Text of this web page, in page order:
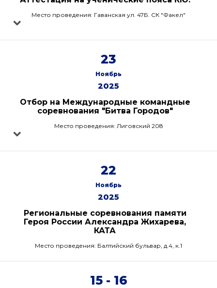
Место проведения: Гаванская ул. 47Б. СК "Факел"
23
Ноябрь
2025
Отбор на Международные командные
соревнования "Битва Городов"
Место проведения: Лиговский 208
22
Ноябрь
2025
Региональные соревнования памяти
Героя России Александра Жихарева,
КАТА
Место проведения: Балтийский бульвар, д.4, к.1
15 - 16